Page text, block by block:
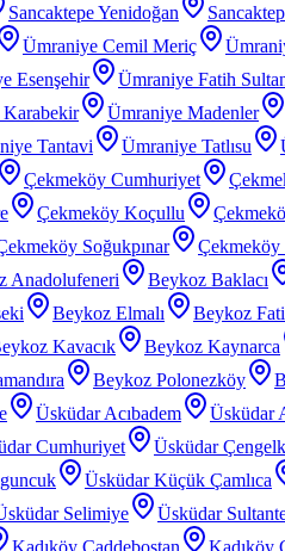
Sancaktepe Yenidoğan
Ümraniye Cemil Meriç
Esenşehir Ümraniye Fatih
Karabekir Ümraniye Madenler
Tantavi Ümraniye Tatlısu
Çekmeköy Cumhuriyet
Çekmeköy Koçullu
Soğukpınar
Anadolufeneri Beykoz Baklacı
Beykoz Elmalı Beykoz
Kavacık Beykoz Kaynarca
Beykoz Polonezköy
Üsküdar Acıbadem Üsküdar
Cumhuriyet Üsküdar
Üsküdar Küçük Çamlıca
Selimiye Üsküdar
Kadıköy Caddebostan Kadıköy